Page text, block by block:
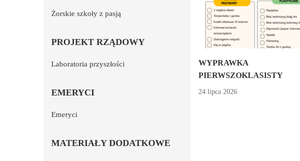
WYPRAWKA
PIERWSZOKLASISTY
24 lipca 2026
Żorskie szkoły z pasją
PROJEKT RZĄDOWY
Laboratoria przyszłości
EMERYCI
Emeryci
MATERIAŁY DODATKOWE